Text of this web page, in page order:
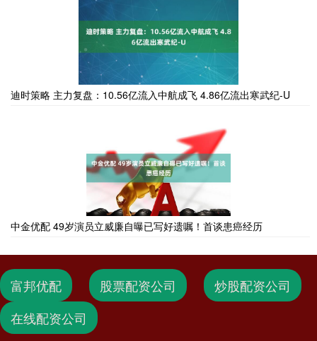
迪时策略 主力复盘：10.56亿流入中航成飞 4.86亿流出寒武纪-U
中金优配 49岁演员立威廉自曝已写好遗嘱！首谈患癌经历
富邦优配 股票配资公司
炒股配资公司
在线配资公司